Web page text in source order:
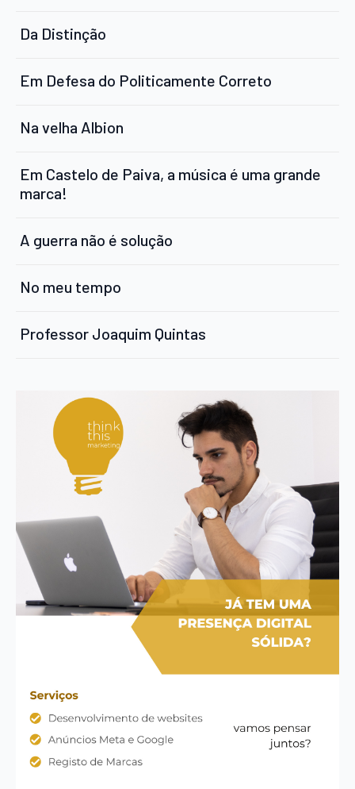
Da Distinção
Em Defesa do Politicamente Correto
Na velha Albion
Em Castelo de Paiva, a música é uma grande
marca!
A guerra não é solução
No meu tempo
Professor Joaquim Quintas